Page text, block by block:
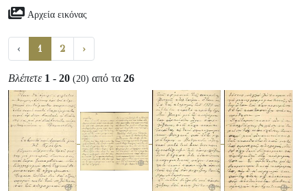
Αρχεία εικόνας
‹ 1 2 ›
Βλέπετε 1 - 20 (20) από τα 26